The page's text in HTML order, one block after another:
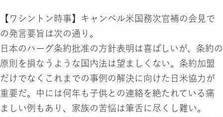
【ワシントン時事】キャンベル米国務次官補の会見で
の発言要旨は次の通り。
日本のハーグ条約批准の方針表明は喜ばしいが、条約の
原則を損なうような国内法は望ましくない。条約加盟
だけでなくこれまでの事例の解決に向けた日米協力が
重要だ。中には何年も子供との連絡を絶たれている痛
ましい例もあり、家族の苦悩は筆舌に尽くし難い。